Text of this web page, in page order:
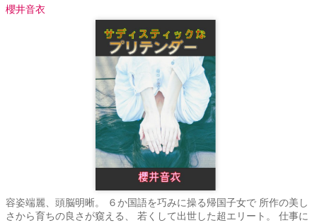
櫻井音衣
容姿端麗、頭脳明晰。 ６か国語を巧みに操る帰国子女で 所作の美し
さから育ちの良さが窺える、 若くして出世した超エリート。 仕事に